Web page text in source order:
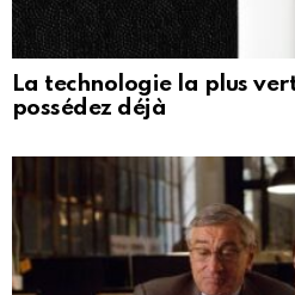
La technologie la plus
possédez déjà